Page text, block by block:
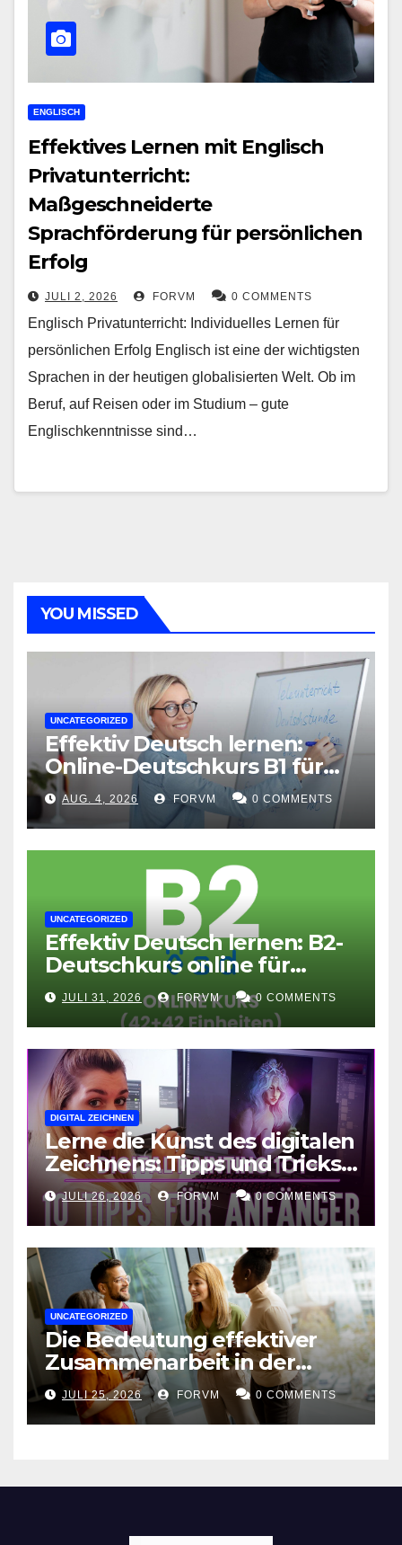
ENGLISCH
Effektives Lernen mit Englisch
Privatunterricht:
Maßgeschneiderte
Sprachförderung für persönlichen
Erfolg
JULI 2, 2026 FORVM 0 COMMENTS
Englisch Privatunterricht: Individuelles Lernen für
persönlichen Erfolg Englisch ist eine der wichtigsten
Sprachen in der heutigen globalisierten Welt. Ob im
Beruf, auf Reisen oder im Studium – gute
Englischkenntnisse sind…
YOU MISSED
UNCATEGORIZED
Effektiv Deutsch lernen:
Online-Deutschkurs B1 für
flexible Lernerfolge
AUG. 4, 2026 FORVM 0 COMMENTS
UNCATEGORIZED
Effektiv Deutsch lernen: B2-
Deutschkurs online für
Fortgeschrittene
JULI 31, 2026 FORVM 0 COMMENTS
DIGITAL ZEICHNEN
Lerne die Kunst des digitalen
Zeichnens: Tipps und Tricks
für kreative Ausdruckskunst
JULI 26, 2026 FORVM 0 COMMENTS
UNCATEGORIZED
Die Bedeutung effektiver
Zusammenarbeit in der
Arbeitswelt
JULI 25, 2026 FORVM 0 COMMENTS